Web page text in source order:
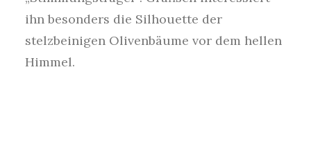
ihn besonders die Silhouette der
stelzbeinigen Olivenbäume vor dem hellen
Himmel.